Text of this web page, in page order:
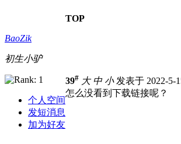
TOP
BaoZik
初生小驴
个人空间
发短消息
加为好友
39# 大 中 小发表于 2022-5-
怎么没看到下载链接呢？